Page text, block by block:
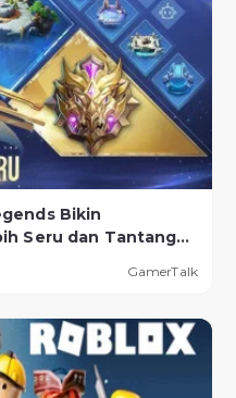
Bikin
Seru dan Tantangan
GamerTalk